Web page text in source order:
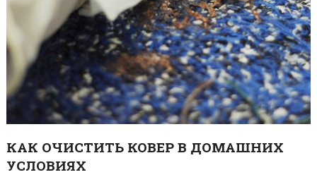
КАК ОЧИСТИТЬ КОВЕР В ДОМАШНИХ
УСЛОВИЯХ